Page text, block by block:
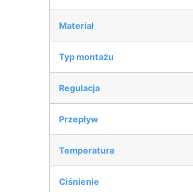
Materiał
Typ montażu
Regulacja
Przepływ
Temperatura
Ciśnienie